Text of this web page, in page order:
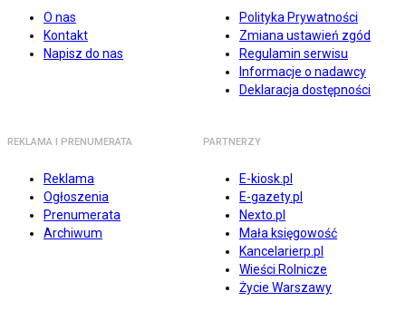
O nas
Kontakt
Napisz do nas
Polityka Prywatności
Zmiana ustawień zgód
Regulamin serwisu
Informacje o nadawcy
Deklaracja dostępności
REKLAMA I PRENUMERATA
Reklama
Ogłoszenia
Prenumerata
Archiwum
PARTNERZY
E-kiosk.pl
E-gazety.pl
Nexto.pl
Mała księgowość
Kancelarierp.pl
Wieści Rolnicze
Życie Warszawy